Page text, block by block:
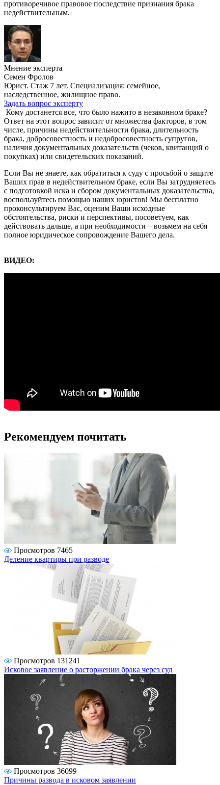
противоречивое правовое последствие признания брака
недействительным.
Мнение эксперта
Семен Фролов
Юрист. Стаж 7 лет. Специализация: семейное,
наследственное, жилищное право.
Задать вопрос эксперту
Кому достанется все, что было нажито в незаконном браке?
Ответ на этот вопрос зависит от множества факторов, в том
числе, причины недействительности брака, длительность
брака, добросовестность и недобросовестность супругов,
наличия документальных доказательств (чеков, квитанций о
покупках) или свидетельских показаний.
Если Вы не знаете, как обратиться к суду с просьбой о защите
Ваших прав в недействительном браке, если Вы затрудняетесь
с подготовкой иска и сбором документальных доказательства,
воспользуйтесь помощью наших юристов! Мы бесплатно
проконсультируем Вас, оценим Ваши исходные
обстоятельства, риски и перспективы, посоветуем, как
действовать дальше, а при необходимости – возьмем на себя
полное юридическое сопровождение Вашего дела.
ВИДЕО:
Рекомендуем почитать
Просмотров 7465
Деление квартиры при разводе
Просмотров 131241
Исковое заявление о расторжении брака через суд
Просмотров 36099
Причины развода в исковом заявлении